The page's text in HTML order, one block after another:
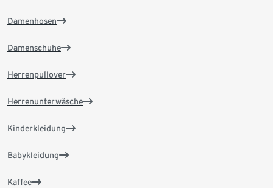
Damenhosen
Damenschuhe
Herrenpullover
Herrenunterwäsche
Kinderkleidung
Babykleidung
Kaffee